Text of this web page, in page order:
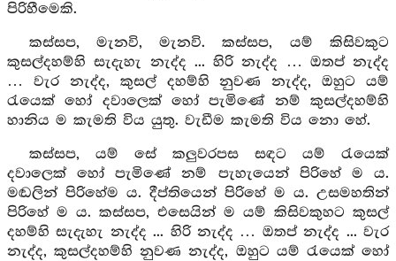
පිරිහීමෙකි.
කස්සප, මැනවි, මැනවි. කස්සප, යම් කිසිවකුට
කුසල්දහම්හි සැදැහැ නැද්ද ... හිරි නැද්ද … ඔතප් නැද්ද
… වැර නැද්ද, කුසල් දහම්හි නුවණ නැද්ද, ඔහුට යම්
රැයෙක් හෝ දවාලෙක් හෝ පැමිණේ නම් කුසල්දහම්හි
හානිය ම කැමති විය යුතු. වැඩීම කැමති විය නො හේ.
කස්සප, යම් සේ කලුවරපස සඳට යම් රැයෙක්
දවාලෙක් හෝ පැමිණේ නම් පැහැයෙන් පිරිහේ ම ය.
මඬලින් පිරිහේම ය. දීප්තියෙන් පිරිහේ ම ය. උසමහතින්
පිරිහේ ම ය. කස්සප, එසෙයින් ම යම් කිසිවකුහට කුසල්
දහම්හි සැදැහැ නැද්ද ... හිරි නැද්ද … ඔතප් නැද්ද ... වැර
නැද්ද, කුසල්දහම්හි නුවණ නැද්ද, ඔහුට යම් රැයෙක් හෝ